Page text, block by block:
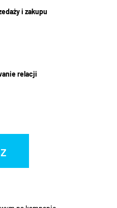
i zakupu
relacji